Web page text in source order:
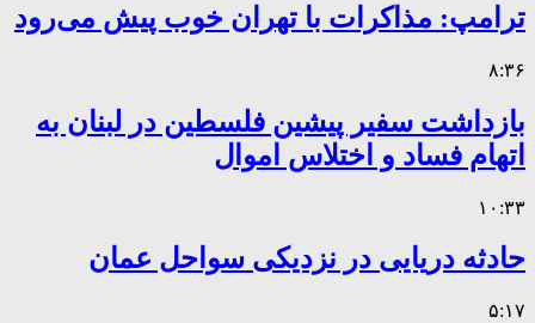
ترامپ: مذاکرات با تهران خوب پیش می‌رود
۸:۳۶
بازداشت سفیر پیشین فلسطین در لبنان به
اتهام فساد و اختلاس اموال
۱۰:۳۳
حادثه دریایی در نزدیکی سواحل عمان
۵:۱۷